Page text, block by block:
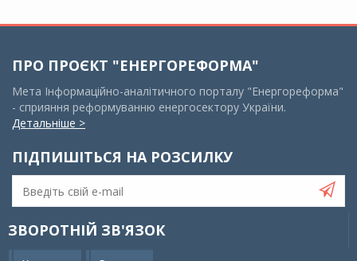
ПРО ПРОЄКТ "ЕНЕРГОРЕФОРМА"
Мета Інформаційно-аналітичного порталу "Енергореформа"
- сприяння реформуванню енергосектору України.
Детальніше >
ПІДПИШІТЬСЯ НА РОЗСИЛКУ
ЗВОРОТНІЙ ЗВ'ЯЗОК